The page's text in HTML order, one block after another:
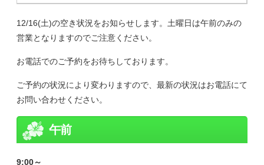
12/16(土)の空き状況をお知らせします。土曜日は午前のみの
営業となりますのでご注意ください。
お電話でのご予約をお待ちしております。
ご予約の状況により変わりますので、最新の状況はお電話にて
お問い合わせください。
午前
9:00～